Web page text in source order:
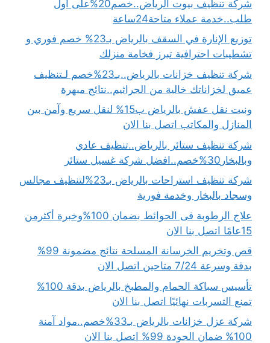
شركة تنظيف بيوت الرياض..خصم20%على أول
طلب..خدمة عملاء متاحة24ساعة
توزيع الإنارة في السقف بالرياض بـ23% خصم فوري و
تشطيبات احترافية تبرز فخامة منزلك
شركة تنظيف خزانات بالرياض..بـ23%خصم لـتنظيف
عميق لخزاناتك خالية من الجراثيم..نتائج مبهرة
ونيت نقل عفش بالرياض ب15% لنقل سريع وآمن بين
المنازل والمكاتب اتصل بنا الان
شركة تنظيف ستائر بالرياض..تنظيف عادي
وبالبخار30%خصم..افضل شركة غسيل ستائر
شركة تنظيف استراحات بالرياض بـ23%لتنظيف مجالس
وسجاد بالبخار وخدمة فورية
علاج الرطوبة فى الحوائط بضمان 100%وخبرة أكثرمن
15عامًا اتصل بنا الان
قص وتخريم الخرسانة المسلحة نتائج مضمونة 99%
بدقة وسرعة 7/24 متاحين اتصل الان
تأسيس سباكة الحمام والمطبخ بالرياض بدقة 100%
تمنع التسربات نهائيًا اتصل بنا الان
شركة عزل خزانات بالرياض بـ33%خصم..مواد آمنة
100% ضمان الجودة 99% اتصل بنا الان